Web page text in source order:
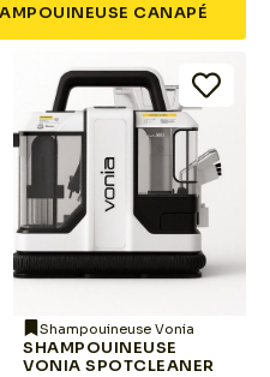
CANAPÉ
Shampouineuse Vonia
SHAMPOUINEUSE
VONIA SPOTCLEANER